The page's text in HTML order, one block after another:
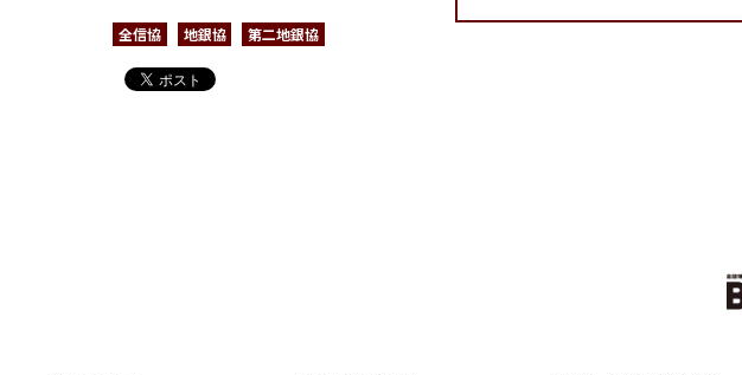
全信協 地銀協 第二地銀協